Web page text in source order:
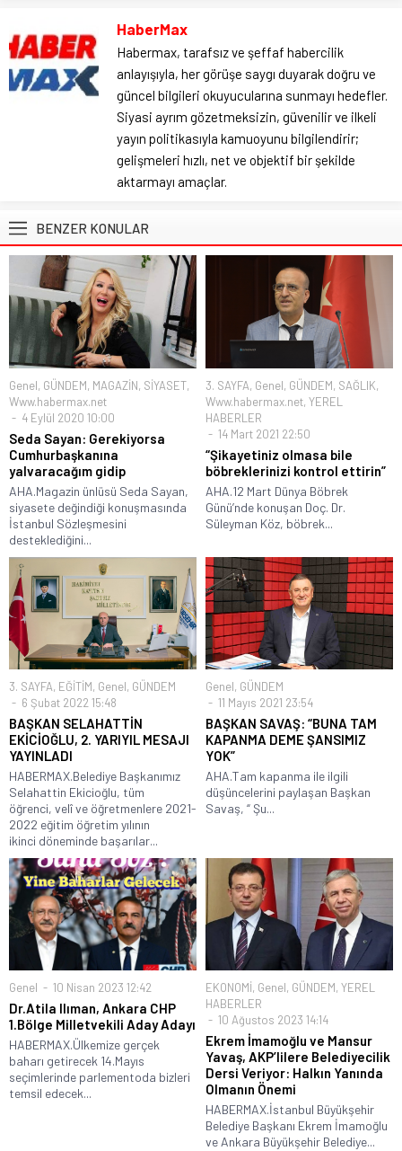
HaberMax
Habermax, tarafsız ve şeffaf habercilik
anlayışıyla, her görüşe saygı duyarak doğru ve
güncel bilgileri okuyucularına sunmayı hedefler.
Siyasi ayrım gözetmeksizin, güvenilir ve ilkeli
yayın politikasıyla kamuoyunu bilgilendirir;
gelişmeleri hızlı, net ve objektif bir şekilde
aktarmayı amaçlar.
BENZER KONULAR
Genel, GÜNDEM, MAGAZİN, SİYASET,
Www.habermax.net
4 Eylül 2020 10:00
Seda Sayan: Gerekiyorsa
Cumhurbaşkanına
yalvaracağım gidip
AHA.Magazin ünlüsü Seda Sayan,
siyasete değindiği konuşmasında
İstanbul Sözleşmesini
desteklediğini...
3. SAYFA, Genel, GÜNDEM, SAĞLIK,
Www.habermax.net, YEREL
HABERLER
14 Mart 2021 22:50
“Şikayetiniz olmasa bile
böbreklerinizi kontrol ettirin”
AHA.12 Mart Dünya Böbrek
Günü’nde konuşan Doç. Dr.
Süleyman Köz, böbrek...
3. SAYFA, EĞİTİM, Genel, GÜNDEM
6 Şubat 2022 15:48
BAŞKAN SELAHATTİN
EKİCİOĞLU, 2. YARIYIL MESAJI
YAYINLADI
HABERMAX.Belediye Başkanımız
Selahattin Ekicioğlu, tüm
öğrenci, velî ve öğretmenlere 2021-
2022 eğitim öğretim yılının
ikinci döneminde başarılar...
Genel, GÜNDEM
11 Mayıs 2021 23:54
BAŞKAN SAVAŞ: “BUNA TAM
KAPANMA DEME ŞANSIMIZ
YOK”
AHA.Tam kapanma ile ilgili
düşüncelerini paylaşan Başkan
Savaş, “ Şu...
Genel 10 Nisan 2023 12:42
Dr.Atila Ilıman, Ankara CHP
1.Bölge Milletvekili Aday Adayı
HABERMAX.Ülkemize gerçek
baharı getirecek 14.Mayıs
seçimlerinde parlementoda bizleri
temsil edecek...
EKONOMİ, Genel, GÜNDEM, YEREL
HABERLER
10 Ağustos 2023 14:14
Ekrem İmamoğlu ve Mansur
Yavaş, AKP’lilere Belediyecilik
Dersi Veriyor: Halkın Yanında
Olmanın Önemi
HABERMAX.İstanbul Büyükşehir
Belediye Başkanı Ekrem İmamoğlu
ve Ankara Büyükşehir Belediye...